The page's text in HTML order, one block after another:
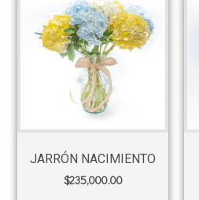
JARRÓN NACIMIENTO
$235,000.00